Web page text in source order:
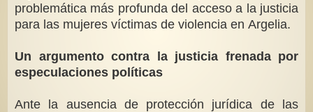
problemática más profunda del acceso a la justicia
para las mujeres víctimas de violencia en Argelia.
Un argumento contra la justicia frenada por
especulaciones políticas
Ante la ausencia de protección jurídica de las